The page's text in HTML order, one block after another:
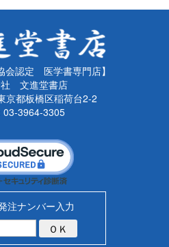
会認定 医学書専門店】
文進堂書店
京都板橋区稲荷台2-2
03-3964-3305
注ナンバー入力